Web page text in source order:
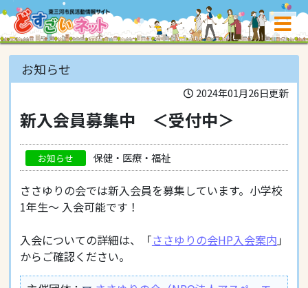
お知らせ
2024年01月26日更新
新入会員募集中 ＜受付中＞
お知らせ 保健・医療・福祉
ささゆりの会では新入会員を募集しています。小学校
1年生～ 入会可能です！
入会についての詳細は、「ささゆりの会HP入会案内」
からご確認ください。